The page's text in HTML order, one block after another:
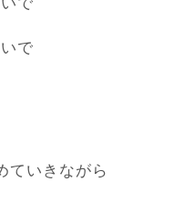
で
で
ていきながら